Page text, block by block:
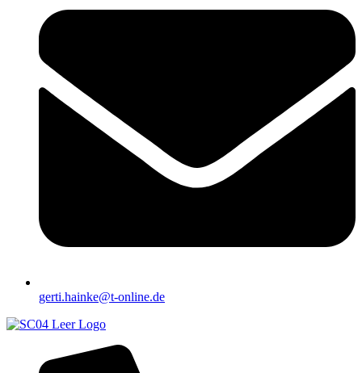
gerti.hainke@t-online.de